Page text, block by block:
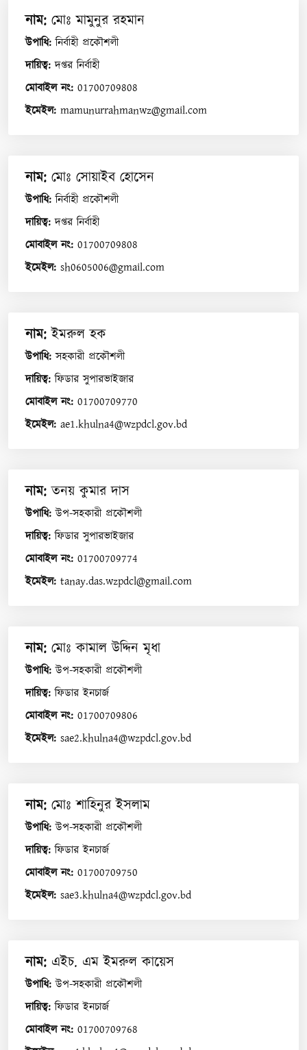
নাম: মোঃ মামুনুর রহমান
উপাধি:নির্বাহী প্রকৌশলী
দায়িত্ব:দপ্তর নির্বাহী
মোবাইল নং: 01700709808
ইমেইল: mamunurrahmanwz@gmail.com
নাম: মোঃ সোয়াইব হোসেন
উপাধি:নির্বাহী প্রকৌশলী
দায়িত্ব:দপ্তর নির্বাহী
মোবাইল নং: 01700709808
ইমেইল: sh0605006@gmail.com
নাম:ইমরুল হক
উপাধি:সহকারী প্রকৌশলী
দায়িত্ব:ফিডার সুপারভাইজার
মোবাইল নং: 01700709770
ইমেইল: ae1.khulna4@wzpdcl.gov.bd
নাম:তনয় কুমার দাস
উপাধি:উপ-সহকারী প্রকৌশলী
দায়িত্ব:ফিডার সুপারভাইজার
মোবাইল নং: 01700709774
ইমেইল: tanay.das.wzpdcl@gmail.com
নাম: মোঃ কামাল উদ্দিন মৃধা
উপাধি:উপ-সহকারী প্রকৌশলী
দায়িত্ব:ফিডার ইনচার্জ
মোবাইল নং: 01700709806
ইমেইল: sae2.khulna4@wzpdcl.gov.bd
নাম: মোঃ শাহিনুর ইসলাম
উপাধি:উপ-সহকারী প্রকৌশলী
দায়িত্ব:ফিডার ইনচার্জ
মোবাইল নং: 01700709750
ইমেইল: sae3.khulna4@wzpdcl.gov.bd
নাম: এইচ. এম ইমরুল কায়েস
উপাধি:উপ-সহকারী প্রকৌশলী
দায়িত্ব:ফিডার ইনচার্জ
মোবাইল নং: 01700709768